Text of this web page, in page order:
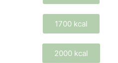
1700 kcal
2000 kcal